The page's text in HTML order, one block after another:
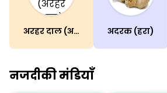
अरहर दाल (अरहर दाल) अदरक (हरा)
नजदीकी मंडियाँ